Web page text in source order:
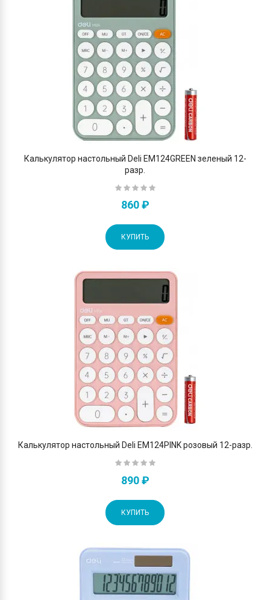
Калькулятор настольный Deli EM124GREEN зеленый 12-
разр.
860 ₽
КУПИТЬ
Калькулятор настольный Deli EM124PINK розовый 12-разр.
890 ₽
КУПИТЬ